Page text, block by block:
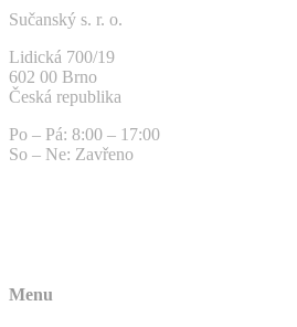
Sučanský s. r. o.
Lidická 700/19
602 00 Brno
Česká republika
Po – Pá: 8:00 – 17:00
So – Ne: Zavřeno
Menu